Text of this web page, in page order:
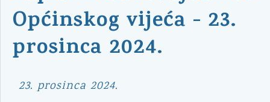
Općinskog vijeća - 23.
prosinca 2024.
23. prosinca 2024.